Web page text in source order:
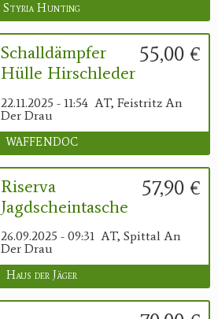
Styria Hunting
55,00 €
Schalldämpfer
Hülle Hirschleder
22.11.2025 - 11:54 AT, Feistritz An
Der Drau
WAFFENDOC
57,90 €
Riserva
Jagdscheintasche
26.09.2025 - 09:31 AT, Spittal An
Der Drau
Haus der Jäger